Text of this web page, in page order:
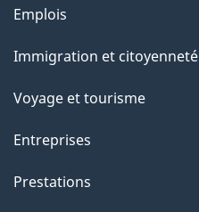
l
a
a
g
"
Thèmes
sujets
Emplois
Immigration et citoyenneté
Voyage et tourisme
Entreprises
Prestations